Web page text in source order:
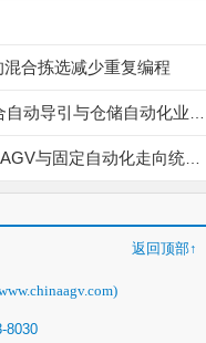
合拣选减少重复编程
返回顶部↑
8030